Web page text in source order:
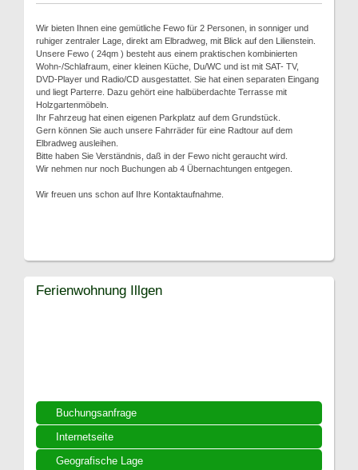
Wir bieten Ihnen eine gemütliche Fewo für 2 Personen, in sonniger und
ruhiger zentraler Lage, direkt am Elbradweg, mit Blick auf den Lilienstein.
Unsere Fewo ( 24qm ) besteht aus einem praktischen kombinierten
Wohn-/Schlafraum, einer kleinen Küche, Du/WC und ist mit SAT- TV,
DVD-Player und Radio/CD ausgestattet. Sie hat einen separaten Eingang
und liegt Parterre. Dazu gehört eine halbüberdachte Terrasse mit
Holzgartenmöbeln.
Ihr Fahrzeug hat einen eigenen Parkplatz auf dem Grundstück.
Gern können Sie auch unsere Fahrräder für eine Radtour auf dem
Elbradweg ausleihen.
Bitte haben Sie Verständnis, daß in der Fewo nicht geraucht wird.
Wir nehmen nur noch Buchungen ab 4 Übernachtungen entgegen.
Wir freuen uns schon auf Ihre Kontaktaufnahme.
Buchungsanfrage
Internetseite
Geografische Lage
Ferienwohnung Illgen